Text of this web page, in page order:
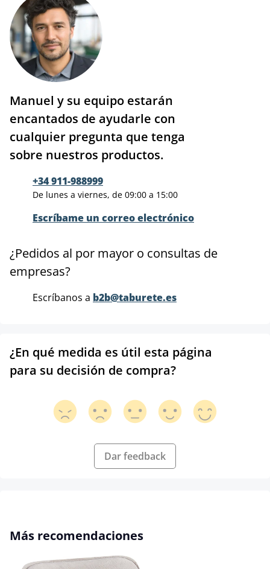
Manuel y su equipo estarán
encantados de ayudarle con
cualquier pregunta que tenga
sobre nuestros productos.
+34 911-988999
De lunes a viernes, de 09:00 a 15:00
Escríbame un correo electrónico
¿Pedidos al por mayor o consultas de
empresas?
Escríbanos a b2b@taburete.es
¿En qué medida es útil esta página
para su decisión de compra?
Dar feedback
Omitir la galería de productos
Más recomendaciones